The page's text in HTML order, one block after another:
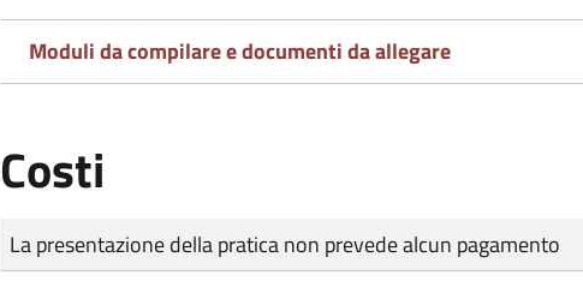
Moduli da compilare e documenti da allegare
Costi
Tipo di pagamento
Importo
La presentazione della pratica non prevede alcun pagamento